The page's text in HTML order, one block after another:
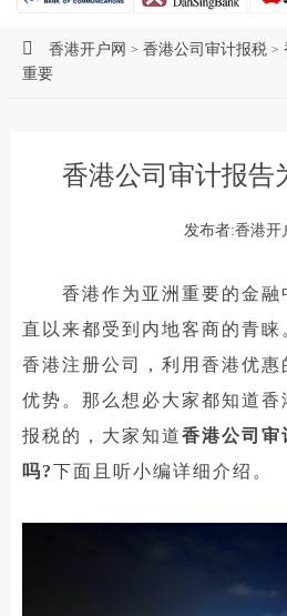
香港开户网 > 香港公司审计报税 >
重要
香港公司审计报告
发布者:香港开
香港作为亚洲重要的金融
直以来都受到内地客商的青
香港注册公司，利用香港优
优势。那么想必大家都知道
报税的，大家知道香港公司审
吗?下面且听小编详细介绍。